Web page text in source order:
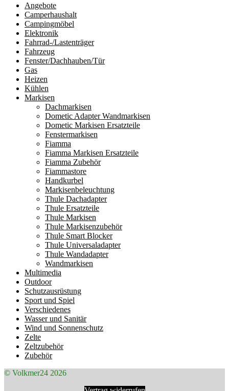
Angebote
Camperhaushalt
Campingmöbel
Elektronik
Fahrrad-/Lastenträger
Fahrzeug
Fenster/Dachhauben/Tür
Gas
Heizen
Kühlen
Markisen
Dachmarkisen
Dometic Adapter Wandmarkisen
Dometic Markisen Ersatzteile
Fenstermarkisen
Fiamma
Fiamma Markisen Ersatzteile
Fiamma Zubehör
Fiammastore
Handkurbel
Markisenbeleuchtung
Thule Dachadapter
Thule Ersatzteile
Thule Markisen
Thule Markisenzubehör
Thule Smart Blocker
Thule Universaladapter
Thule Wandadapter
Wandmarkisen
Multimedia
Outdoor
Schutzausrüstung
Sport und Spiel
Verschiedenes
Wasser und Sanitär
Wind und Sonnenschutz
Zelte
Zeltzubehör
Zubehör
© Volkmer24 2026